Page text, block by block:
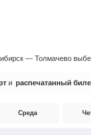
— Толмачево
и распечатанный
Среда